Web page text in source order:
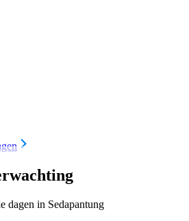
dagen in Sedapantung